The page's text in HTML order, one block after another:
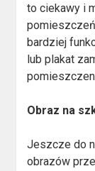
to ciekawy i
bardziej
lub plakat
Obraz na
Jeszcze do
obrazów